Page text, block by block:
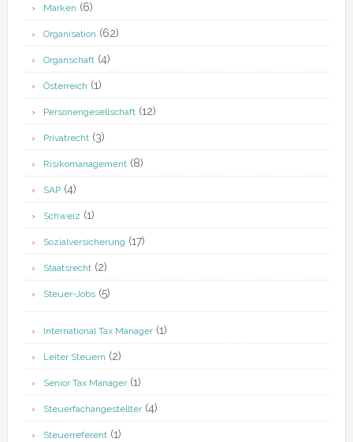
Marken (6)
Organisation (62)
Organschaft(4)
Österreich (1)
Personengesellschaft(12)
Privatrecht(3)
Risikomanagement(8)
SAP(4)
Schweiz (1)
Sozialversicherung (17)
Staatsrecht(2)
Steuer-Jobs(5)
International Tax Manager(1)
Leiter Steuern (2)
Senior Tax Manager(1)
Steuerfachangestellter(4)
Steuerreferent(1)